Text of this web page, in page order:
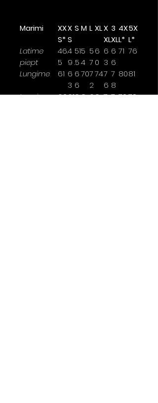
Marimi
XX
S*
X
S
S M L XLX
XL
3
XL
4X
L*
5X
L*
Latime
piept
46.
5
4
9
51
.5
5
4
5
7
6
0
6
3
6
6
71 76
Lungime 61 6
3
6
6
707
2
747
6
7
8
8081
Lungime
60.6166 66 7 7 7070